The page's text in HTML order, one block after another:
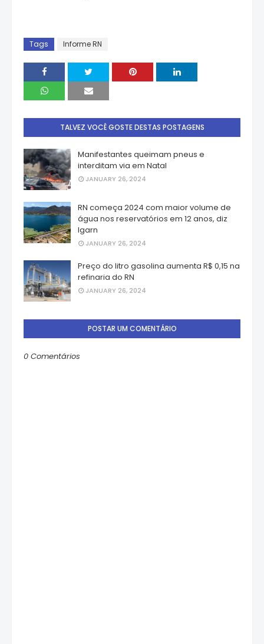
Tags Informe RN
TALVEZ VOCÊ GOSTE DESTAS POSTAGENS
Manifestantes queimam pneus e
interditam via em Natal
JANUARY 26, 2024
RN começa 2024 com maior volume de
água nos reservatórios em 12 anos, diz
Igarn
JANUARY 26, 2024
Preço do litro gasolina aumenta R$ 0,15 na
refinaria do RN
JANUARY 26, 2024
POSTAR UM COMENTÁRIO
0 Comentários